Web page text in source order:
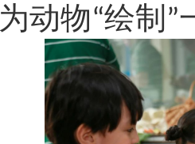
为动物“绘制 ”